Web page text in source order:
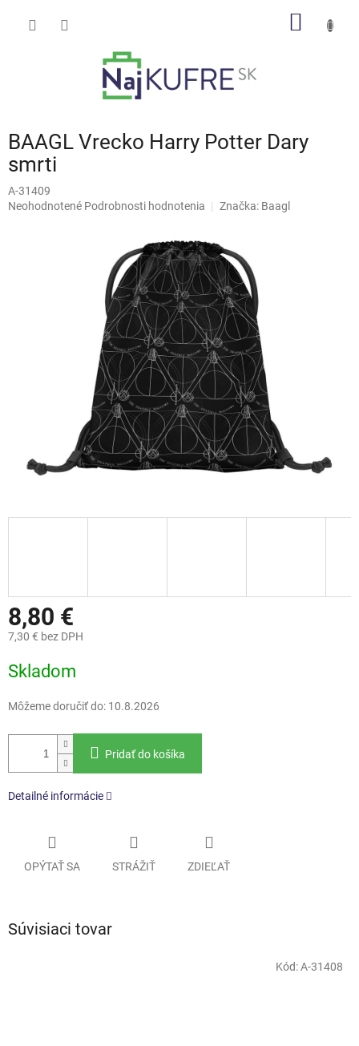
BAAGL Vrecko Harry Potter Dary
smrti
A-31409
Priemerné
Neohodnotené Podrobnosti hodnotenia Značka: Baagl
8,80 €
7,30 € bez DPH
cena:
Skladom
Môžeme doručiť do: 10.8.2026
Pridať do košíka
Detailné informácie
OPÝTAŤ SA STRÁŽIŤ ZDIEĽAŤ
Súvisiaci tovar
Kód:A-31408